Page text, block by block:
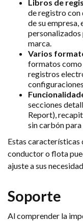
Libros de
de registro
de su
marca.
Varios
formatos como
registros
secciones
Report),
sin carbón
Estas características
conductor o flota
ajuste a sus
Soporte
Al comprender la